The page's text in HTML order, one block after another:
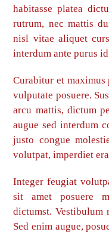
habitasse platea
rutrum, nec mattis
nisl vitae aliquet
interdum ante purus
Curabitur et
vulputate posuere.
arcu mattis, dictum
augue sed interdum
justo congue
volutpat, imperdiet
Integer feugiat
sit amet posuere
dictumst. Vestibulum
Sed enim augue,